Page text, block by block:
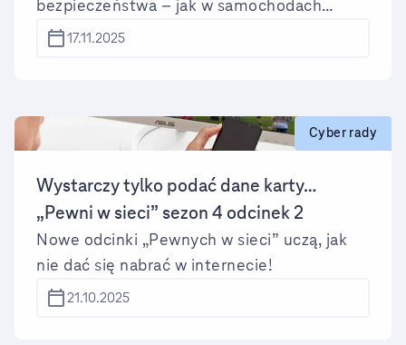
bezpieczeństwa – jak w samochodach
zapinamy pasy, tak w sieci powinniśmy
ograniczonego zaufania – i właśnie o tym
przypominamy w ostatnich odcinkach
naszego miniserialu edukacyjnego „Pewni w
sieci”.
17.11.2025
Cyber rady
Wystarczy tylko podać dane karty…
„Pewni w sieci” sezon 4 odcinek 2
Nowe odcinki „Pewnych w sieci” uczą, jak
nie dać się nabrać w internecie!
21.10.2025